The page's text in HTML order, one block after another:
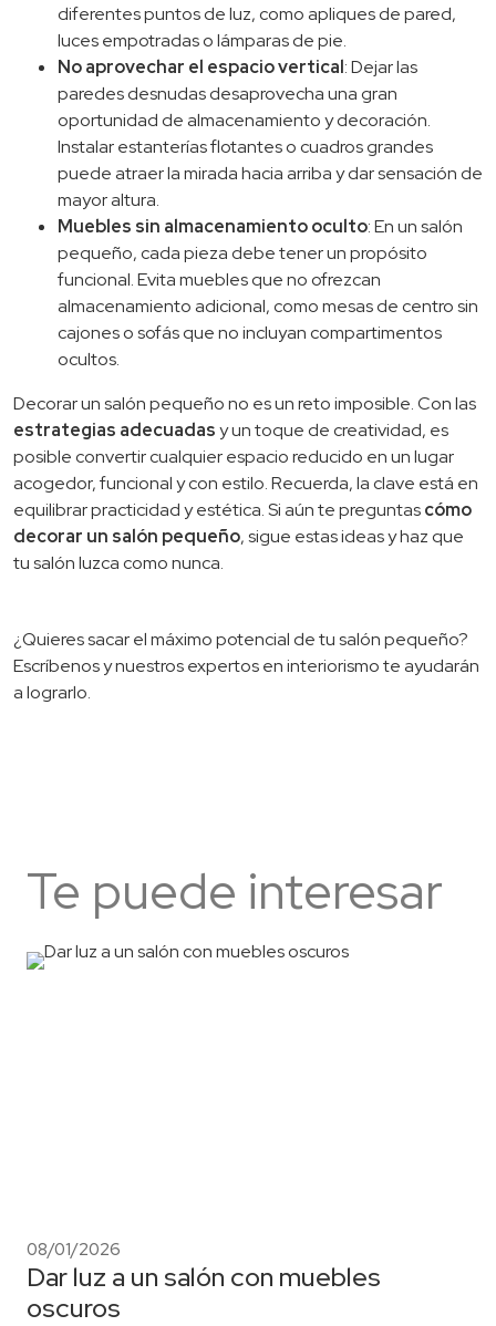
diferentes puntos de luz, como apliques de pared,
luces empotradas o lámparas de pie.
No aprovechar el espacio vertical: Dejar las
paredes desnudas desaprovecha una gran
oportunidad de almacenamiento y decoración.
Instalar estanterías flotantes o cuadros grandes
puede atraer la mirada hacia arriba y dar sensación de
mayor altura.
Muebles sin almacenamiento oculto: En un salón
pequeño, cada pieza debe tener un propósito
funcional. Evita muebles que no ofrezcan
almacenamiento adicional, como mesas de centro sin
cajones o sofás que no incluyan compartimentos
ocultos.
Decorar un salón pequeño no es un reto imposible. Con las
estrategias adecuadasy un toque de creatividad, es
posible convertir cualquier espacio reducido en un lugar
acogedor, funcional y con estilo. Recuerda, la clave está en
equilibrar practicidad y estética. Si aún te preguntascómo
decorar un salón pequeño, sigue estas ideas y haz que
tu salón luzca como nunca.
¿Quieres sacar el máximo potencial de tu salón pequeño?
Escríbenos y nuestros expertos en interiorismo te ayudarán
a lograrlo.
Te puede interesar
08/01/2026
Dar luz a un salón con muebles
oscuros